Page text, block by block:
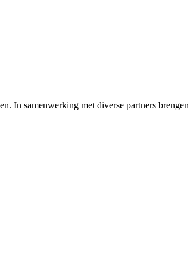
In samenwerking met diverse partners